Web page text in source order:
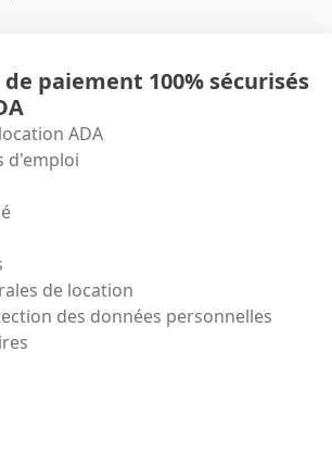
paiement 100% sécurisés
ADA
d'emploi
de location
des données personnelles